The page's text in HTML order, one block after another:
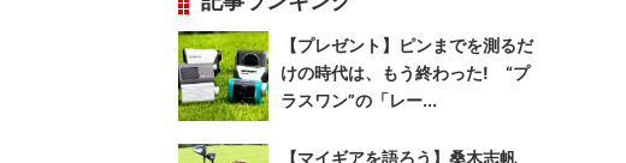
【プレゼント】ピンまでを測るだ
けの時代は、もう終わった! “プ
ラスワン”の「レー...
【マイギアを語ろう】桑木志帆